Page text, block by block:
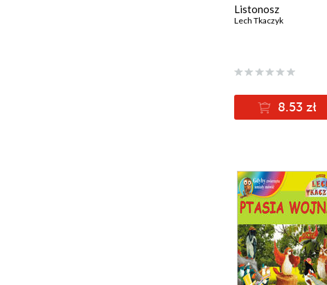
Listonosz
Lech Tkaczyk
8.53 zł